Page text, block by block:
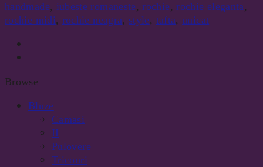
handmade, iubeste romaneste, rochie, rochie eleganta,
rochie midi, rochie neagra, style, tafta,unicat
Browse
Bluze
Camasi
II
Pulovere
Tricouri